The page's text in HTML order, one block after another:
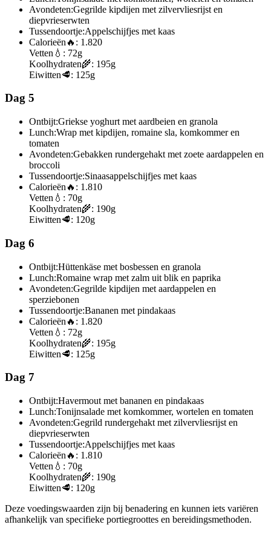
Avondeten:Gegrilde kipdijen met zilvervliesrijst en
diepvrieserwten
Tussendoortje:Appelschijfjes met kaas
Calorieën 🔥: 1.820
Vetten 💧: 72g
Koolhydraten🌾: 195g
Eiwitten🥩: 125g
Dag 5
Ontbijt:Griekse yoghurt met aardbeien en granola
Lunch:Wrap met kipdijen, romaine sla, komkommer en
tomaten
Avondeten:Gebakken rundergehakt met zoete aardappelen en
broccoli
Tussendoortje:Sinaasappelschijfjes met kaas
Calorieën 🔥: 1.810
Vetten 💧: 70g
Koolhydraten🌾: 190g
Eiwitten🥩: 120g
Dag 6
Ontbijt:Hüttenkäse met bosbessen en granola
Lunch:Romaine wrap met zalm uit blik en paprika
Avondeten:Gegrilde kipdijen met aardappelen en
sperziebonen
Tussendoortje:Bananen met pindakaas
Calorieën 🔥: 1.820
Vetten 💧: 72g
Koolhydraten🌾: 195g
Eiwitten🥩: 125g
Dag 7
Ontbijt:Havermout met bananen en pindakaas
Lunch:Tonijnsalade met komkommer, wortelen en tomaten
Avondeten:Gegrild rundergehakt met zilvervliesrijst en
diepvrieserwten
Tussendoortje:Appelschijfjes met kaas
Calorieën 🔥: 1.810
Vetten 💧: 70g
Koolhydraten🌾: 190g
Eiwitten🥩: 120g
Deze voedingswaarden zijn bij benadering en kunnen iets variëren
afhankelijk van specifieke portiegroottes en bereidingsmethoden.